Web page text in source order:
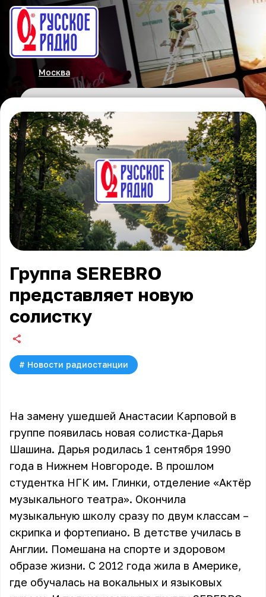
Москва
Группа SEREBRO
представляет новую
солистку
# Новости радиостанции
На замену ушедшей Анастасии Карповой в
группе появилась новая солистка-Дарья
Шашина. Дарья родилась 1 сентября 1990
года в Нижнем Новгороде. В прошлом
студентка НГК им. Глинки, отделение «Актёр
музыкального театра». Окончила
музыкальную школу сразу по двум классам –
скрипка и фортепиано. В детстве училась в
Англии. Помешана на спорте и здоровом
образе жизни. С 2012 года жила в Америке,
где обучалась на вокальных и языковых